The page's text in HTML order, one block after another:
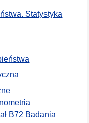
Statystyka
B72 Badania